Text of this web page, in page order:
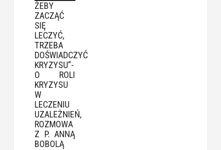
ŻEBY
ZACZĄĆ
SIĘ
LECZYĆ,
TRZEBA
DOŚWIADCZYĆ
KRYZYSU”-
O ROLI
KRYZYSU
W
LECZENIU
UZALEŻNIEŃ,
ROZMOWA
Z P. ANNĄ
BOBOLĄ